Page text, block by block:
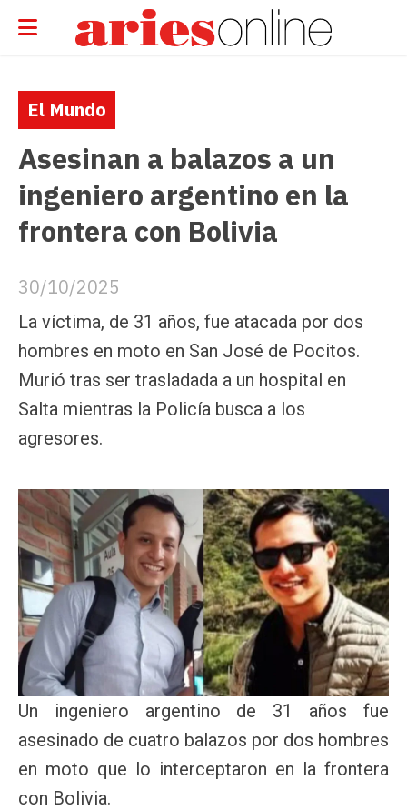
Asesinan a balazos a un
ingeniero argentino en la
frontera con Bolivia
La víctima, de 31 años, fue atacada por dos
hombres en moto en San José de Pocitos.
Murió tras ser trasladada a un hospital en
Salta mientras la Policía busca a los
agresores.
El Mundo
30/10/2025
Un ingeniero argentino de 31 años fue
asesinado de cuatro balazos por dos hombres
en moto que lo interceptaron en la frontera
con Bolivia.